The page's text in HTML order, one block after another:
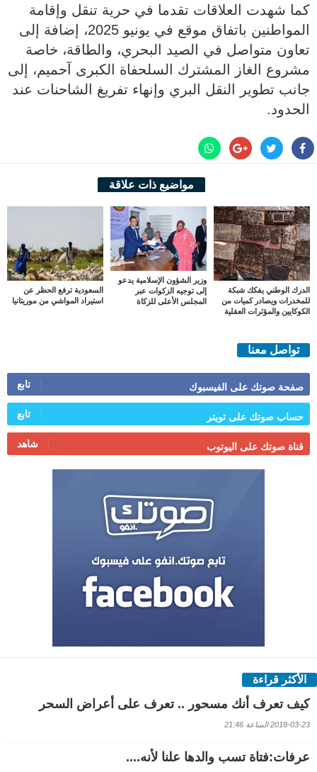
كما شهدت العلاقات تقدما في حرية تنقل وإقامة
المواطنين باتفاق موقع في يونيو 2025، إضافة إلى
تعاون متواصل في الصيد البحري، والطاقة، خاصة
مشروع الغاز المشترك السلحفاة الكبرى آحميم، إلى
جانب تطوير النقل البري وإنهاء تفريغ الشاحنات عند
الحدود.
مواضيع ذات علاقة
الدرك الوطني يفكك شبكة
للمخدرات ويصادر كميات من
الكوكايين والمؤثرات العقلية
وزير الشؤون الإسلامية يدعو
إلى توجيه الزكوات عبر
المجلس الأعلى للزكاة
السعودية ترفع الحظر عن
استيراد المواشي من موريتانيا
تواصل معنا
صفحة صوتك على الفيسبوك تابع
حساب صوتك على تويتر تابع
قناة صوتك على اليوتوب شاهد
الأكثر قراءة
كيف تعرف أنك مسحور .. تعرف على أعراض السحر
2018-03-23 الساعة 21:46
عرفات:فتاة تسب والدها علنا لأنه....